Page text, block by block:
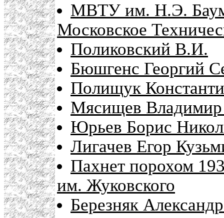
МВТУ им. Н.Э.
Московское
Поликовский В.И.
Бюшгенс Георгий
Полищук
Мясищев
Юрьев Борис
Лигачев Егор
Пахнет порохом
им. Жуковского
Березняк